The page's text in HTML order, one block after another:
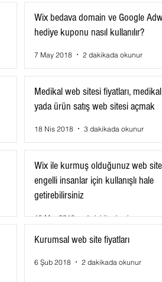
Wix bedava domain ve Google
hediye kuponu nasıl kullanılır?
7 May 2018 2 dakikada okunur
Medikal web sitesi fiyatları,
yada ürün satış web sitesi açmak
18 Nis 2018 3 dakikada okunur
Wix ile kurmuş olduğunuz web
engelli insanlar için kullanışlı hale
getirebilirsiniz
15 Mar 2018 1 dakikada okunur
Kurumsal web site fiyatları
6 Şub 2018 2 dakikada okunur